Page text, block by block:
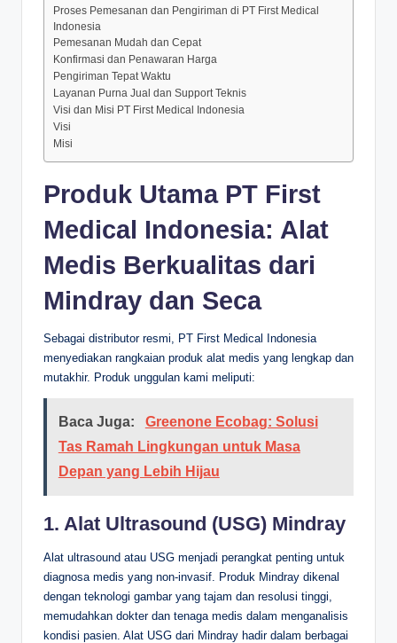
Proses Pemesanan dan Pengiriman di PT First Medical
Indonesia
Pemesanan Mudah dan Cepat
Konfirmasi dan Penawaran Harga
Pengiriman Tepat Waktu
Layanan Purna Jual dan Support Teknis
Visi dan Misi PT First Medical Indonesia
Visi
Misi
Produk Utama PT First
Medical Indonesia: Alat
Medis Berkualitas dari
Mindray dan Seca
Sebagai distributor resmi, PT First Medical Indonesia
menyediakan rangkaian produk alat medis yang lengkap dan
mutakhir. Produk unggulan kami meliputi:
Baca Juga:
Greenone Ecobag: Solusi
Tas Ramah Lingkungan untuk Masa
Depan yang Lebih Hijau
1. Alat Ultrasound (USG) Mindray
Alat ultrasound atau USG menjadi perangkat penting untuk
diagnosa medis yang non-invasif. Produk Mindray dikenal
dengan teknologi gambar yang tajam dan resolusi tinggi,
memudahkan dokter dan tenaga medis dalam menganalisis
kondisi pasien. Alat USG dari Mindray hadir dalam berbagai